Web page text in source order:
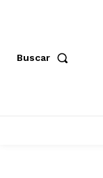
Buscar